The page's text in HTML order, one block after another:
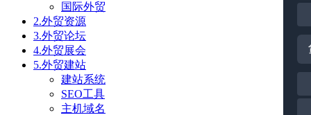
国际外贸
2.外贸资源
3.外贸论坛
4.外贸展会
5.外贸建站
建站系统
SEO工具
主机域名